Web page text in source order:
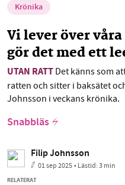
Krönika
Vi lever över
gör det med ett
UTAN RATT Det känns som
ratten och sitter i baksätet
Johnsson i veckans krönika.
Snabbläs
Filip Johnsson
01 sep 2025• Lästid:3 min
RELATERAT